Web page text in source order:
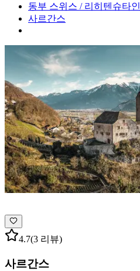
동부 스위스 / 리히텐슈타인
사르간스
4.7(3 리뷰)
사르간스